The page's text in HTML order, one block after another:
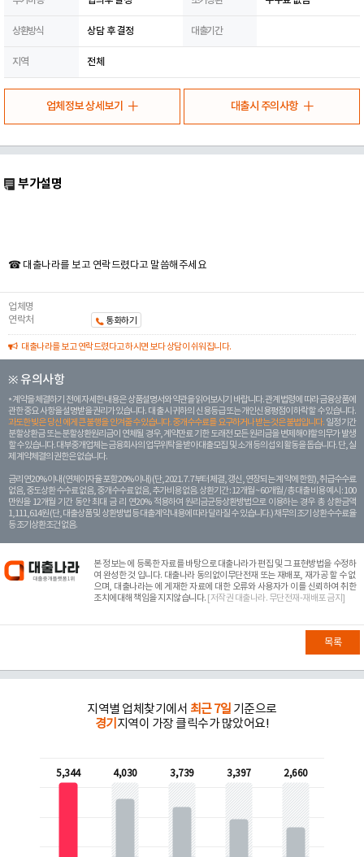
상환방식 상담 후 결정 대출기간
지역 전체
업체정보 상세보기 대출시 주의사항
부가설명
☎ 대출나라를 보고 연락드렸다고 말씀해주세요
업체명
연락처
통화하기
대출나라를 보고 연락드렸다고 하시면 보다 상담이 쉬워집니다.
※ 유의사항
계약을 체결하기 전에 자세한 내용은 상품설명서와 약관을 읽어보시기 바랍니다. 관계 법령에 따라 금융상품에
관한 중요 사항을 설명받을 권리가 있습니다. 대 출 시 귀하의 신용등급 또는 개인신용평점이 하락할 수 있습니다.
과도한 빚은 당신 에게 큰 불행을 안겨줄 수 있습니다. 중개수수료를 요구하거나 받는 것은 불법입니다. 일정 기간
분할상환금 또는 분할상환원리금이 연체될 경우, 계약만료 기한 도래전 모든 원리금을 변제해야할 의무가 발생
할 수 있습니다. 대부중개업체는 금융회사의 업무위탁을 받아 대출모집 및 소개 등의 섭외 활동을 돕습니다. 단, 실
제 계약체결의 권한은 없습니다.
금리 연20% 이내 (연체이자율 포함 20% 이내) (단, 2021. 7. 7부터 체결, 갱신, 연장되는 계 약에 한함), 취급수수료
없음, 중도상환 수수료 없음, 중개수수료 없음, 추가비용 없음. 상환기간 : 12개월 ~ 60개월 / 총 대출 비용 예시 : 100
만원을 12개월 기간 동안 최대 금 리 연20% 적용하여 원리금균등상환방법으로 이용하는 경우 총 상환금액
1,111,614원 (단, 대출상품 및 상환방법 등 대출계약 내용에 따라 달라질 수 있습니다.) 채무의 조기 상환수수료율
등 조기상환조건 없음.
본 정보는에 등록한 자료를 바탕으로 대출나라가 편집 및 그 표현방법을 수정하
여 완성한 것 입니다. 대출나라 동의없이무단전재 또는 재배포, 재가공 할 수 없
으며, 대출나라는 에 게재한 자료에 대한 오류와 사용자가 이를 신뢰하여 취한
조치에대해 책임을 지지않습니다. [저작권 대출나라. 무단전재-재배포 금지]
목록
지역별 업체찾기에서 최근 7일 기준으로
경기 지역이 가장 클릭수가 많았어요!
5,344 4,030 3,739 3,397 2,660